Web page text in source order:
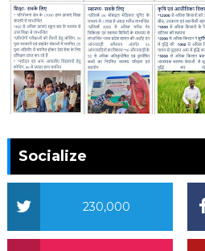
Socialize
230,000